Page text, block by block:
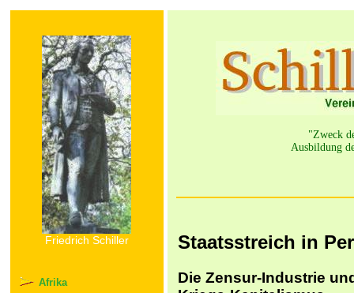
Friedrich Schiller
Afrika
"Zweck
Ausbildung
Staatsstreich in
Die Zensur-Industrie